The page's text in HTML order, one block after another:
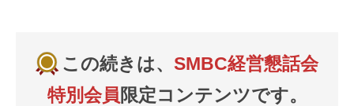
この続きは、SMBC経営懇話会
特別会員 限定コンテンツです。